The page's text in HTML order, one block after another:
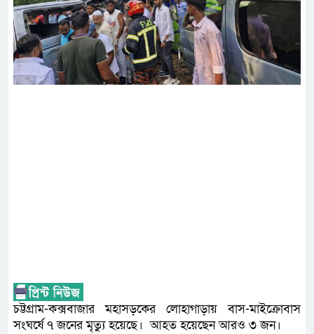
চট্টগ্রাম-কক্সবাজার মহাসড়কের লোহাগাড়ায় বাস-মাইক্রোবাস
সংঘর্ষে ৭ জনের মৃত্যু হয়েছে। আহত হয়েছেন আরও ৩ জন।